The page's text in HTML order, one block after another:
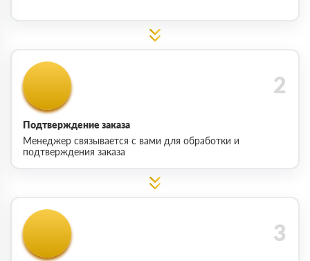
Подтверждение заказа
Менеджер связывается с вами для обработки и
подтверждения заказа